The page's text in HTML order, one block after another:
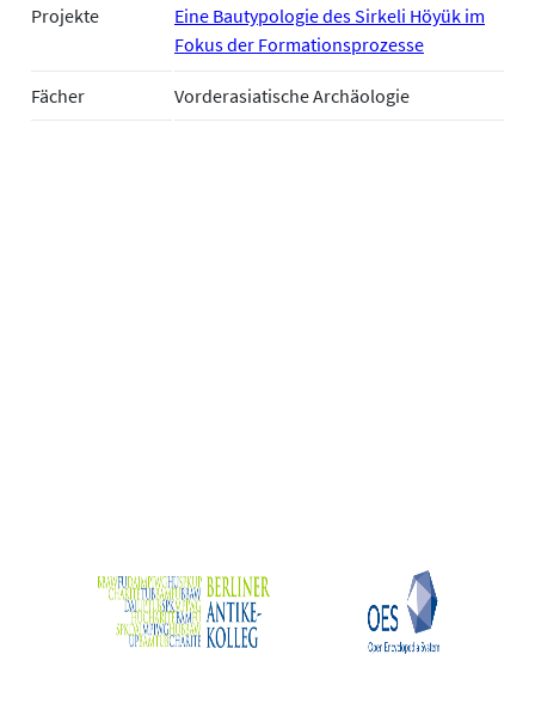
Projekte
Eine Bautypologie des Sirkeli Höyük im
Fokus der Formationsprozesse
Fächer Vorderasiatische Archäologie